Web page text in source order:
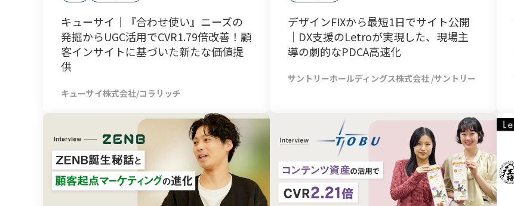
キューサイ｜『合わせ使い』ニーズの
発掘からUGC活用でCVR1.79倍改善！顧
客インサイトに基づいた新たな価値提
供
キューサイ株式会社/コラリッチ
デザインFIXから最短1日でサイト公開
｜DX支援のLetroが実現した、現場主
導の劇的なPDCA高速化
サントリーホールディングス株式会社 /サントリー